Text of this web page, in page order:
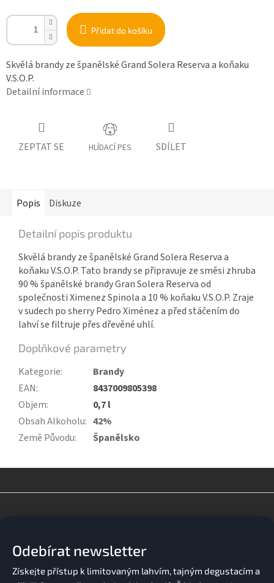
Přidat do košíku
Skvělá brandy ze španělské Grand Solera Reserva a koňaku
V.S.O.P.
Detailní informace
ZEPTAT SE HLÍDACÍ PES SDÍLET
Popis Diskuze
Detailní popis produktu
Skvělá brandy ze španělské Grand Solera Reserva a
koňaku V.S.O.P. Tato brandy se připravuje ze směsi zhruba
90 % španělské brandy Gran Solera Reserva od
společnosti Ximenez Spinola a 10 % koňaku V.S.O.P. Zraje
v sudech po sherry Pedro Ximénez a před stáčením do
lahví se filtruje přes dřevěné uhlí.
Doplňkové parametry
Kategorie:
Brandy
EAN:
8437009805398
Objem:
0,7 l
Obsah Alkoholu: 42%
Země Původu: Španělsko
Odebírat newsletter